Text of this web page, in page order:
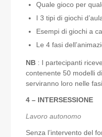
Quale gioco per
I 3 tipi di giochi
Esempi di giochi a
Le 4 fasi
NB : I partecipanti
contenente 50 modelli
serviranno loro nelle
4 – INTERSESSIONE
Lavoro autonomo
Senza l’intervento del